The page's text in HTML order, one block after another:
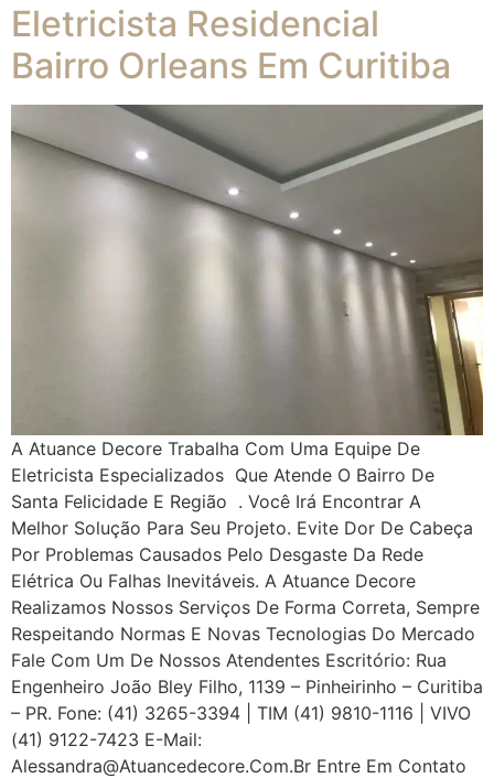
Eletricista Residencial
Bairro Orleans Em Curitiba
A Atuance Decore Trabalha Com Uma Equipe De
Eletricista Especializados Que Atende O Bairro De
Santa Felicidade E Região . Você Irá Encontrar A
Melhor Solução Para Seu Projeto. Evite Dor De Cabeça
Por Problemas Causados Pelo Desgaste Da Rede
Elétrica Ou Falhas Inevitáveis. A Atuance Decore
Realizamos Nossos Serviços De Forma Correta, Sempre
Respeitando Normas E Novas Tecnologias Do Mercado
Fale Com Um De Nossos Atendentes Escritório: Rua
Engenheiro João Bley Filho, 1139 – Pinheirinho – Curitiba
– PR. Fone: (41) 3265-3394 | TIM (41) 9810-1116 | VIVO
(41) 9122-7423 E-Mail:
Alessandra@atuancedecore.com.br Entre Em Contato